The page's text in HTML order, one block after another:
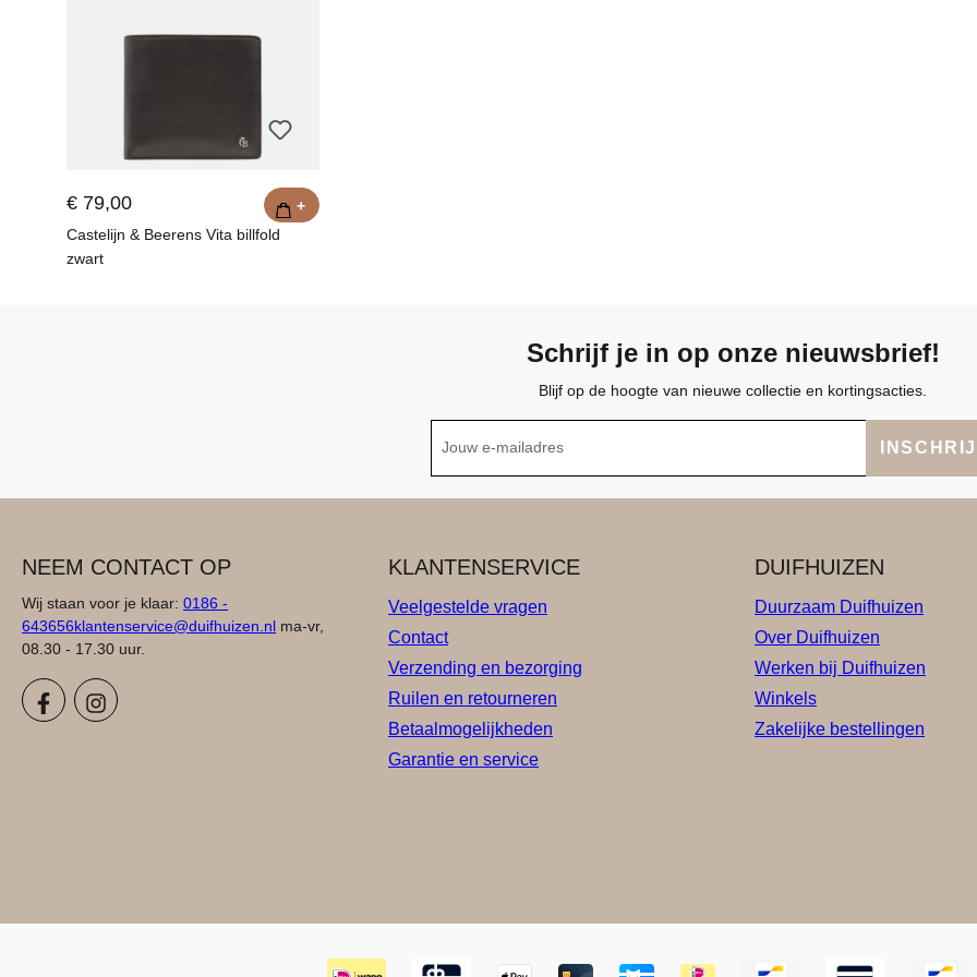
€ 79,00
Castelijn & Beerens Vita billfold
zwart
+
Schrijf je in op onze nieuwsbrief!
Blijf op de hoogte van nieuwe collectie en kortingsacties.
NEEM CONTACT OP
Wij staan voor je klaar: 0186 -
643656klantenservice@duifhuizen.nl ma-vr,
08.30 - 17.30 uur.
KLANTENSERVICE
Veelgestelde vragen
Contact
Verzending en bezorging
Ruilen en retourneren
Betaalmogelijkheden
Garantie en service
DUIFHUIZEN
Duurzaam Duifhuizen
Over Duifhuizen
Werken bij Duifhuizen
Winkels
Zakelijke bestellingen